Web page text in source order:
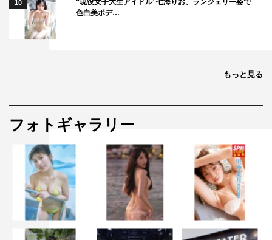
10
色白美ボデ…
もっと見る
フォトギャラリー